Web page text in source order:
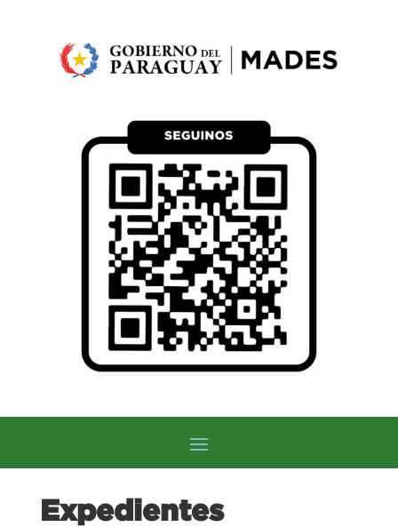
Expedientes